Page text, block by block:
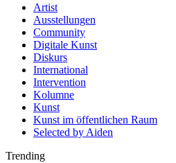
Artist
Ausstellungen
Community
Digitale Kunst
Diskurs
International
Intervention
Kolumne
Kunst
Kunst im öffentlichen Raum
Selected by Aiden
Trending